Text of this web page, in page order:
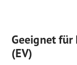
Geeignet
(EV)